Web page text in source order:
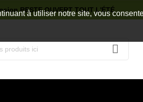
à utiliser notre site, vous
RESTE OUVERT TOUT L'ÉTÉ